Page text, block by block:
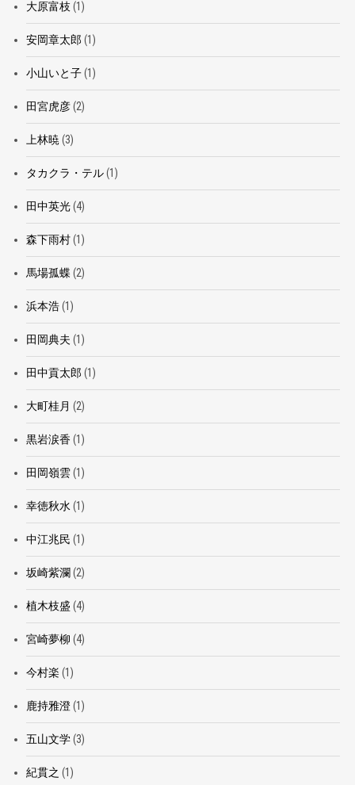
大原富枝 (1)
安岡章太郎 (1)
小山いと子(1)
田宮虎彦(2)
上林暁 (3)
タカクラ・テル(1)
田中英光(4)
森下雨村(1)
馬場孤蝶 (2)
浜本浩(1)
田岡典夫 (1)
田中貢太郎 (1)
大町桂月 (2)
黒岩涙香(1)
田岡嶺雲(1)
幸徳秋水 (1)
中江兆民 (1)
坂崎紫瀾(2)
植木枝盛 (4)
宮崎夢柳 (4)
今村楽 (1)
鹿持雅澄(1)
五山文学(3)
紀貫之 (1)